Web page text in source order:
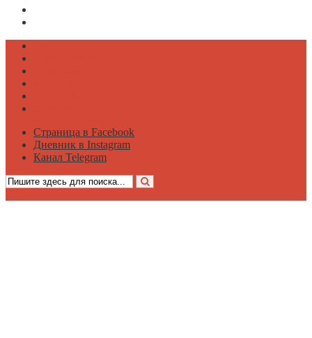
Страница в Facebook
Дневник в Instagram
Канал Telegram